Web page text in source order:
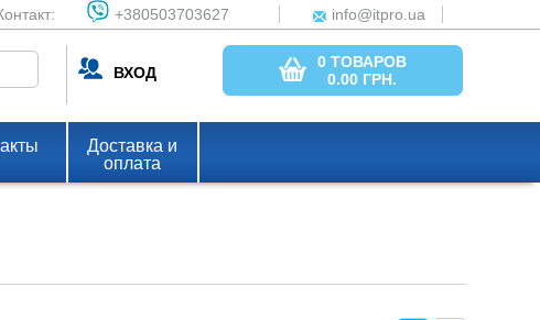
+380503703627 info@itpro.ua
ВХОД
0 ТОВАРОВ
0.00 ГРН.
Доставка и
оплата